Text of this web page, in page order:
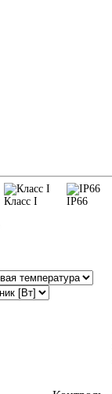
Класс I
IP66